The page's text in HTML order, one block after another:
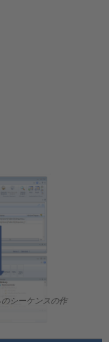
シーケンスの作